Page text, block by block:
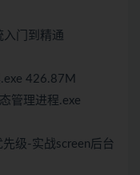
入门到精通
426.87M
管理进程.exe
级-实战screen后台